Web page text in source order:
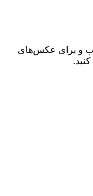
و برای عکس‌های